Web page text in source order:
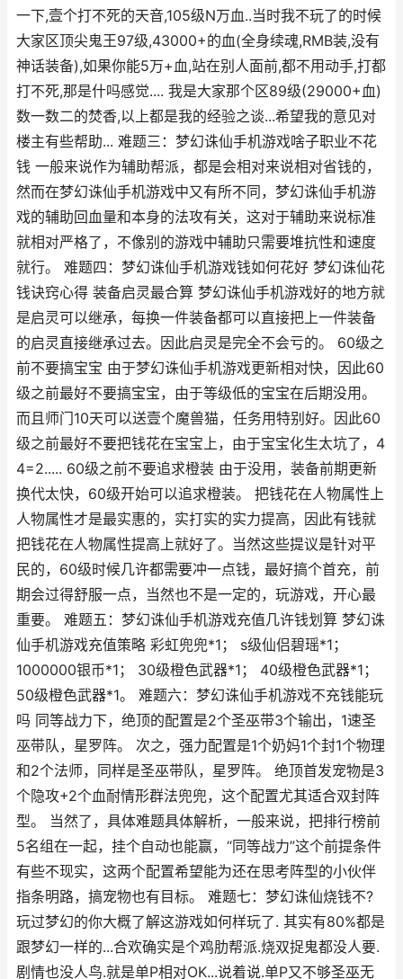
一下,壹个打不死的天音,105级N万血..当时我不玩了的时候
大家区顶尖鬼王97级,43000+的血(全身续魂,RMB装,没有
神话装备),如果你能5万+血,站在别人面前,都不用动手,打都
打不死,那是什吗感觉.... 我是大家那个区89级(29000+血)
数一数二的焚香,以上都是我的经验之谈...希望我的意见对
楼主有些帮助... 难题三：梦幻诛仙手机游戏啥子职业不花
钱 一般来说作为辅助帮派，都是会相对来说相对省钱的，
然而在梦幻诛仙手机游戏中又有所不同，梦幻诛仙手机游
戏的辅助回血量和本身的法攻有关，这对于辅助来说标准
就相对严格了，不像别的游戏中辅助只需要堆抗性和速度
就行。 难题四：梦幻诛仙手机游戏钱如何花好 梦幻诛仙花
钱诀窍心得 装备启灵最合算 梦幻诛仙手机游戏好的地方就
是启灵可以继承，每换一件装备都可以直接把上一件装备
的启灵直接继承过去。因此启灵是完全不会亏的。 60级之
前不要搞宝宝 由于梦幻诛仙手机游戏更新相对快，因此60
级之前最好不要搞宝宝，由于等级低的宝宝在后期没用。
而且师门10天可以送壹个魔兽猫，任务用特别好。因此60
级之前最好不要把钱花在宝宝上，由于宝宝化生太坑了，4
4=2..... 60级之前不要追求橙装 由于没用，装备前期更新
换代太快，60级开始可以追求橙装。 把钱花在人物属性上
人物属性才是最实惠的，实打实的实力提高，因此有钱就
把钱花在人物属性提高上就好了。当然这些提议是针对平
民的，60级时候几许都需要冲一点钱，最好搞个首充，前
期会过得舒服一点，当然也不是一定的，玩游戏，开心最
重要。 难题五：梦幻诛仙手机游戏充值几许钱划算 梦幻诛
仙手机游戏充值策略 彩虹兜兜*1； s级仙侣碧瑶*1；
1000000银币*1； 30级橙色武器*1； 40级橙色武器*1；
50级橙色武器*1。 难题六：梦幻诛仙手机游戏不充钱能玩
吗 同等战力下，绝顶的配置是2个圣巫带3个输出，1速圣
巫带队，星罗阵。 次之，强力配置是1个奶妈1个封1个物理
和2个法师，同样是圣巫带队，星罗阵。 绝顶首发宠物是3
个隐攻+2个血耐情形群法兜兜，这个配置尤其适合双封阵
型。 当然了，具体难题具体解析，一般来说，把排行榜前
5名组在一起，挂个自动也能赢，“同等战力”这个前提条件
有些不现实，这两个配置希望能为还在思考阵型的小伙伴
指条明路，搞宠物也有目标。 难题七：梦幻诛仙烧钱不?
玩过梦幻的你大概了解这游戏如何样玩了. 其实有80%都是
跟梦幻一样的...合欢确实是个鸡肋帮派.烧双捉鬼都没人要.
剧情也没人鸟.就是单P相对OK...说着说.单P又不够圣巫无